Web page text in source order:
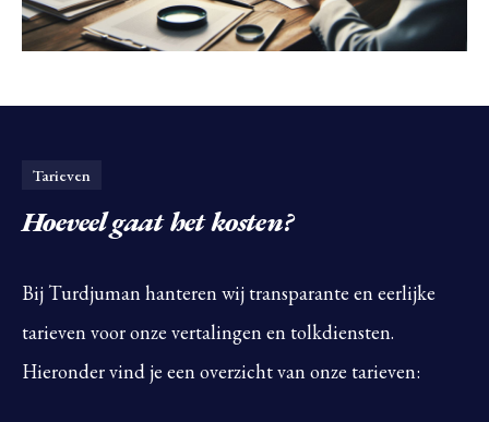
Tarieven
Hoeveel gaat het kosten?
Bij Turdjuman hanteren wij transparante en eerlijke
tarieven voor onze vertalingen en tolkdiensten.
Hieronder vind je een overzicht van onze tarieven: